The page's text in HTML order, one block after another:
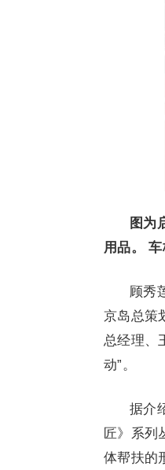
图为
用品。
顾秀
京岛总策
总经理、
动”。
据介
匠》系列
体帮扶的